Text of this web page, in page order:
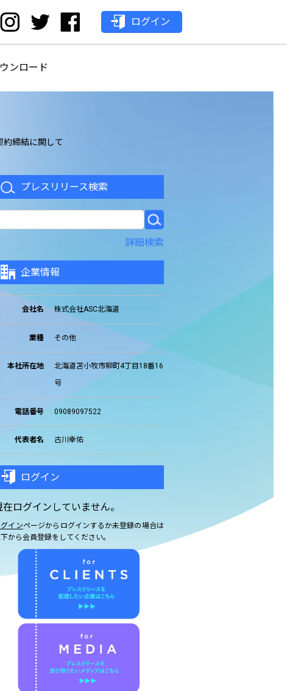
ログイン
ンロード
約締結に関して
プレスリリース検索
詳細検索
企業情報
会社名 株式会社ASC北海道
業種 その他
本社所在地
北海道苫小牧市柳町4丁目18番16
号
電話番号 09089097522
代表者名 古川幸佑
ログイン
在ログインしていません。
インページからログインするか未登録の場合は
から会員登録をしてください。